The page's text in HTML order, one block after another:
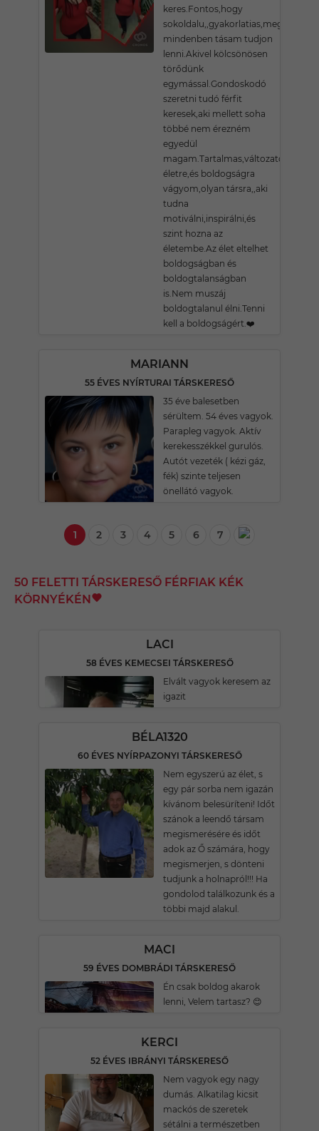
keres.Fontos,hogy
sokoldalu,,gyakorlatias,megértő
mindenben tásam tudjon
lenni.Akivel kölcsönösen
törődünk
egymással.Gondoskodó
szeretni tudó férfit
keresek,aki mellett soha
többé nem érezném
egyedül
magam.Tartalmas,változatos
életre,és boldogságra
vágyom,olyan társra,,aki
tudna
motiválni,inspirálni,és
szint hozna az
életembe.Az élet eltelhet
boldogságban és
boldogtalanságban
is.Nem muszáj
boldogtalanul élni.Tenni
kell a boldogságért.❤️
MARIANN
55 ÉVES NYÍRTURAI TÁRSKERESŐ
35 éve balesetben
sérültem. 54 éves vagyok.
Parapleg vagyok. Aktív
kerekesszékkel gurulós.
Autót vezeték ( kézi gáz,
fék) szinte teljesen
önellátó vagyok.
1 2 3 4 5 6 7
50 FELETTI TÁRSKERESŐ FÉRFIAK KÉK
KÖRNYÉKÉN
LACI
58 ÉVES KEMECSEI TÁRSKERESŐ
Elvált vagyok keresem az
igazit
BÉLA1320
60 ÉVES NYÍRPAZONYI TÁRSKERESŐ
Nem egyszerú az élet, s
egy pár sorba nem igazán
kívánom belesüríteni! Időt
szánok a leendő társam
megismerésére és időt
adok az Ő számára, hogy
megismerjen, s dönteni
tudjunk a holnapról!!! Ha
gondolod találkozunk és a
többi majd alakul.
MACI
59 ÉVES DOMBRÁDI TÁRSKERESŐ
Én csak boldog akarok
lenni, Velem tartasz? 😊
KERCI
52 ÉVES IBRÁNYI TÁRSKERESŐ
Nem vagyok egy nagy
dumás. Alkatilag kicsit
mackós de szeretek
sétálni a természetben